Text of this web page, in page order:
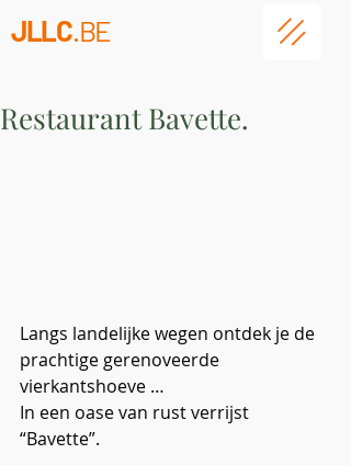
JLLC.BE
Restaurant Bavette.
Langs landelijke wegen ontdek je de
prachtige gerenoveerde
vierkantshoeve …
In een oase van rust verrijst
“Bavette”.